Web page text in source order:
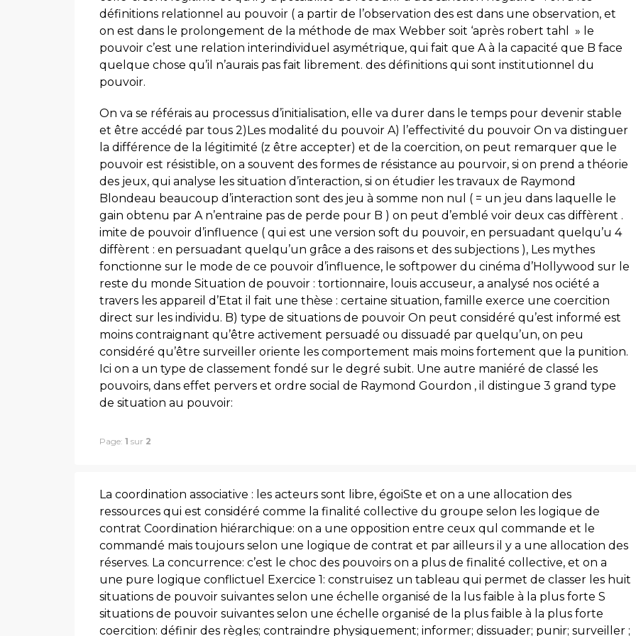
définitions relationnel au pouvoir ( a partir de l’observation des est dans une observation, et
on est dans le prolongement de la méthode de max Webber soit ‘après robert tahl » le
pouvoir c’est une relation interindividuel asymétrique, qui fait que A à la capacité que B face
quelque chose qu’il n’aurais pas fait librement. des définitions qui sont institutionnel du
pouvoir.
On va se référais au processus d’initialisation, elle va durer dans le temps pour devenir stable
et être accédé par tous 2)Les modalité du pouvoir A) l’effectivité du pouvoir On va distinguer
la différence de la légitimité (z être accepter) et de la coercition, on peut remarquer que le
pouvoir est résistible, on a souvent des formes de résistance au pourvoir, si on prend a théorie
des jeux, qui analyse les situation d’interaction, si on étudier les travaux de Raymond
Blondeau beaucoup d’interaction sont des jeu à somme non nul ( = un jeu dans laquelle le
gain obtenu par A n’entraine pas de perde pour B ) on peut d’emblé voir deux cas diffèrent .
imite de pouvoir d’influence ( qui est une version soft du pouvoir, en persuadant quelqu’u 4
diffèrent : en persuadant quelqu’un grâce a des raisons et des subjections ), Les mythes
fonctionne sur le mode de ce pouvoir d’influence, le softpower du cinéma d’Hollywood sur le
reste du monde Situation de pouvoir : tortionnaire, louis accuseur, a analysé nos ociété a
travers les appareil d’Etat il fait une thèse : certaine situation, famille exerce une coercition
direct sur les individu. B) type de situations de pouvoir On peut considéré qu’est informé est
moins contraignant qu’être activement persuadé ou dissuadé par quelqu’un, on peu
considéré qu’être surveiller oriente les comportement mais moins fortement que la punition.
Ici on a un type de classement fondé sur le degré subit. Une autre maniéré de classé les
pouvoirs, dans effet pervers et ordre social de Raymond Gourdon , il distingue 3 grand type
de situation au pouvoir:
Page: 1 sur 2
La coordination associative : les acteurs sont libre, égoiSte et on a une allocation des
ressources qui est considéré comme la finalité collective du groupe selon les logique de
contrat Coordination hiérarchique: on a une opposition entre ceux qul commande et le
commandé mais toujours selon une logique de contrat et par ailleurs il y a une allocation des
réserves. La concurrence: c’est le choc des pouvoirs on a plus de finalité collective, et on a
une pure logique conflictuel Exercice 1: construisez un tableau qui permet de classer les huit
situations de pouvoir suivantes selon une échelle organisé de la lus faible à la plus forte S
situations de pouvoir suivantes selon une échelle organisé de la plus faible à la plus forte
coercition: définir des règles; contraindre physiquement; informer; dissuader; punir; surveiller ;